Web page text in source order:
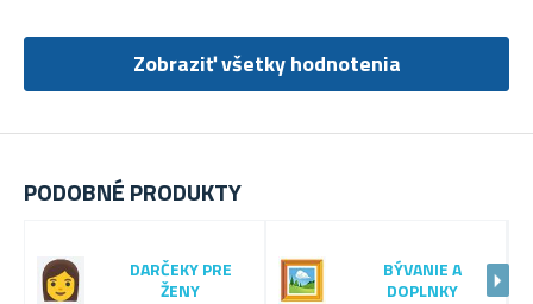
PODOBNÉ PRODUKTY
DARČEKY PRE
ŽENY
BÝVANIE A
DOPLNKY
Zobraziť všetky hodnotenia